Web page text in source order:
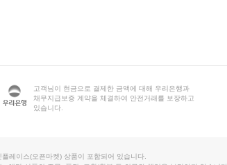
고객님이 현금으로 결제한 금액에 대해 우리은행과
채무지급보증 계약을 체결하여 안전거래를 보장하고
있습니다.
레이스(오픈마켓) 상품이 포함되어 있습니다.